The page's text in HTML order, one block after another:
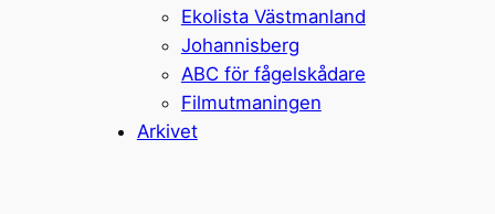
Ekolista Västmanland
Johannisberg
ABC för fågelskådare
Filmutmaningen
Arkivet